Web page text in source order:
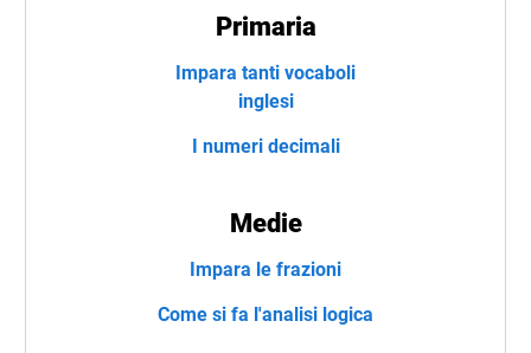
Primaria
Impara tanti vocaboli
inglesi
I numeri decimali
Medie
Impara le frazioni
Come si fa l'analisi logica